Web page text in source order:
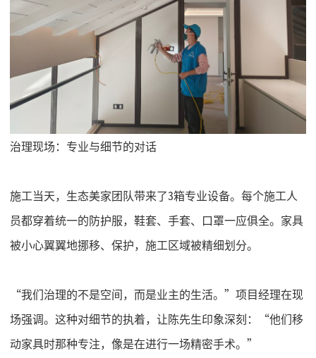
治理现场：专业与细节的对话
施工当天，生态美家团队带来了3箱专业设备。每个施工人
员都穿着统一的防护服，鞋套、手套、口罩一应俱全。家具
被小心翼翼地挪移、保护，施工区域被精细划分。
“我们治理的不是空间，而是业主的生活。”项目经理在现
场强调。这种对细节的执着，让陈先生印象深刻：“他们移
动家具时那种专注，像是在进行一场精密手术。”